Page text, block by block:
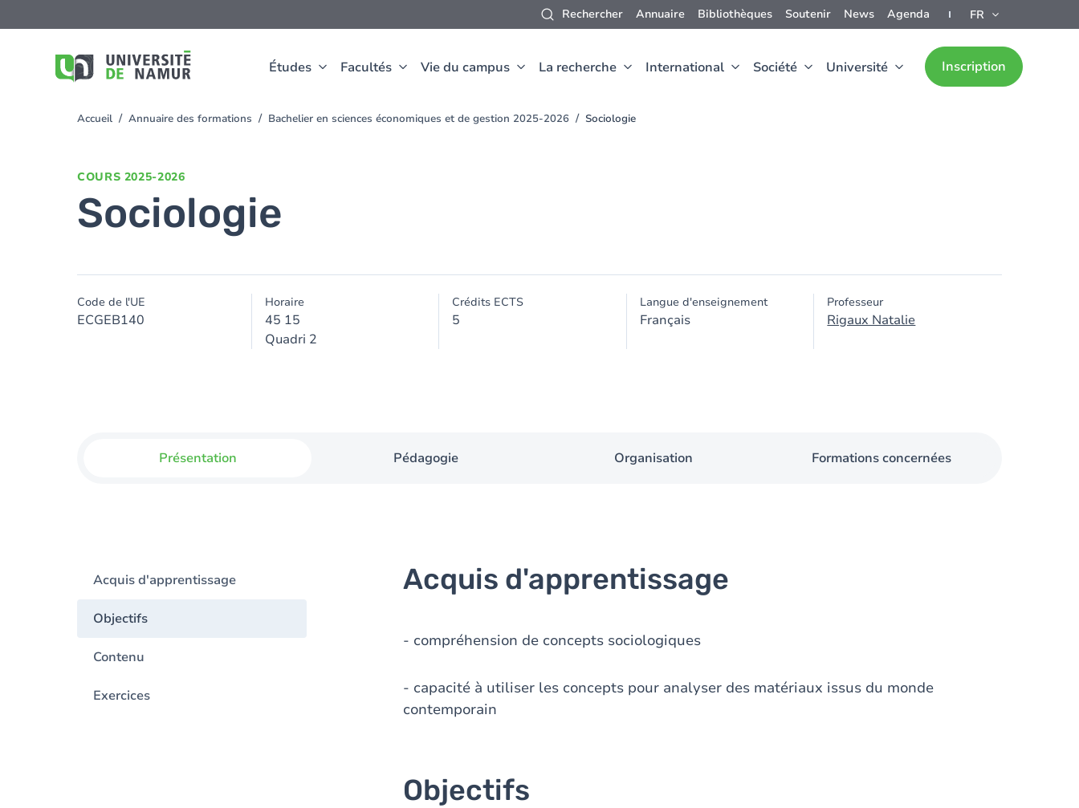
Rechercher Annuaire Bibliothèques Soutenir News Agenda FR
Études Facultés Vie du campus La recherche International Société Université Inscription
au
You
Accueil Annuaire des formations Bachelier en sciences économiques et de gestion 2025-2026 Sociologie
COURS 2025-2026
Sociologie
Code de l'UE
ECGEB140
Horaire
45 15
Quadri 2
Crédits ECTS
5
Langue d'enseignement
Français
Professeur
Rigaux Natalie
Présentation Pédagogie Organisation Formations concernées
Acquis d'apprentissage
Objectifs
Contenu
Exercices
Acquis d'apprentissage
- compréhension de concepts sociologiques
- capacité à utiliser les concepts pour analyser des matériaux issus du monde
contemporain
Objectifs